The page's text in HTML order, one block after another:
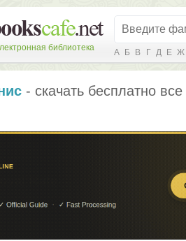
библиотека А Б В Г Д Е Ж
- скачать бесплатно